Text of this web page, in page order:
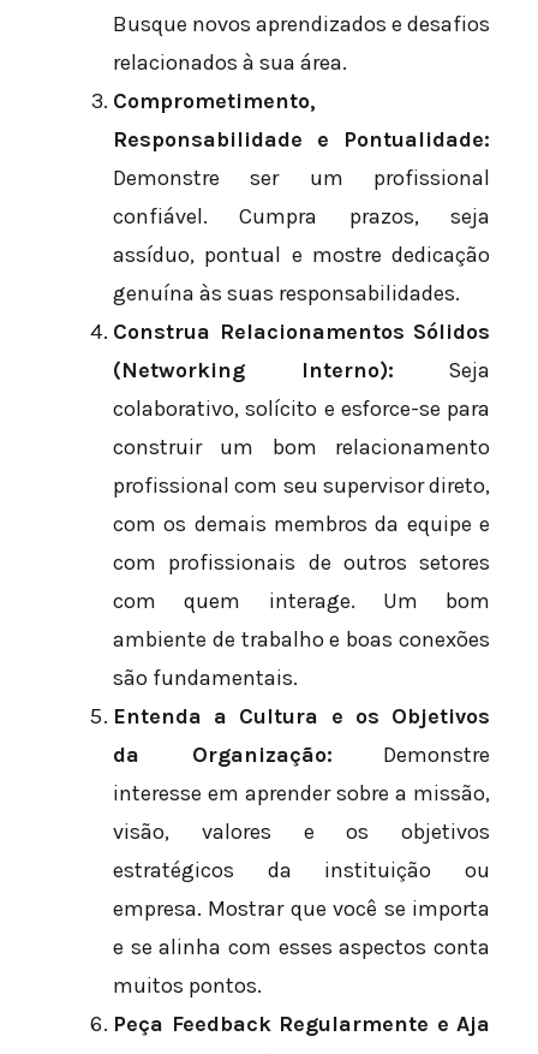
Busque novos aprendizados e desafios
relacionados à sua área.
Comprometimento,
Responsabilidade e Pontualidade:
Demonstre ser um profissional
confiável. Cumpra prazos, seja
assíduo, pontual e mostre dedicação
genuína às suas responsabilidades.
Construa Relacionamentos Sólidos
(Networking Interno): Seja
colaborativo, solícito e esforce-se para
construir um bom relacionamento
profissional com seu supervisor direto,
com os demais membros da equipe e
com profissionais de outros setores
com quem interage. Um bom
ambiente de trabalho e boas conexões
são fundamentais.
Entenda a Cultura e os Objetivos
da Organização: Demonstre
interesse em aprender sobre a missão,
visão, valores e os objetivos
estratégicos da instituição ou
empresa. Mostrar que você se importa
e se alinha com esses aspectos conta
muitos pontos.
Peça Feedback Regularmente e Aja